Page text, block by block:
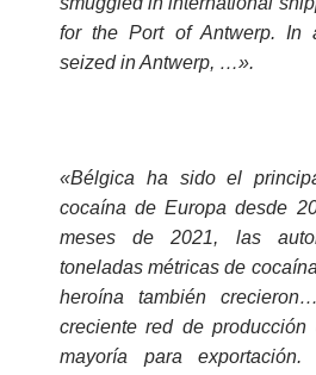
for the Port of Antwerp. In
seized in Antwerp, …».
«Bélgica ha sido el
cocaína de Europa desde
meses de 2021, las
toneladas métricas de
heroína también
creciente red de
mayoría para